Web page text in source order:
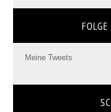
Meine Tweets